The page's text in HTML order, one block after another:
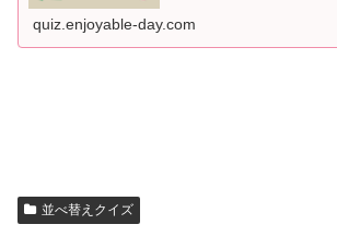
quiz.enjoyable-day.com
並べ替えクイズ